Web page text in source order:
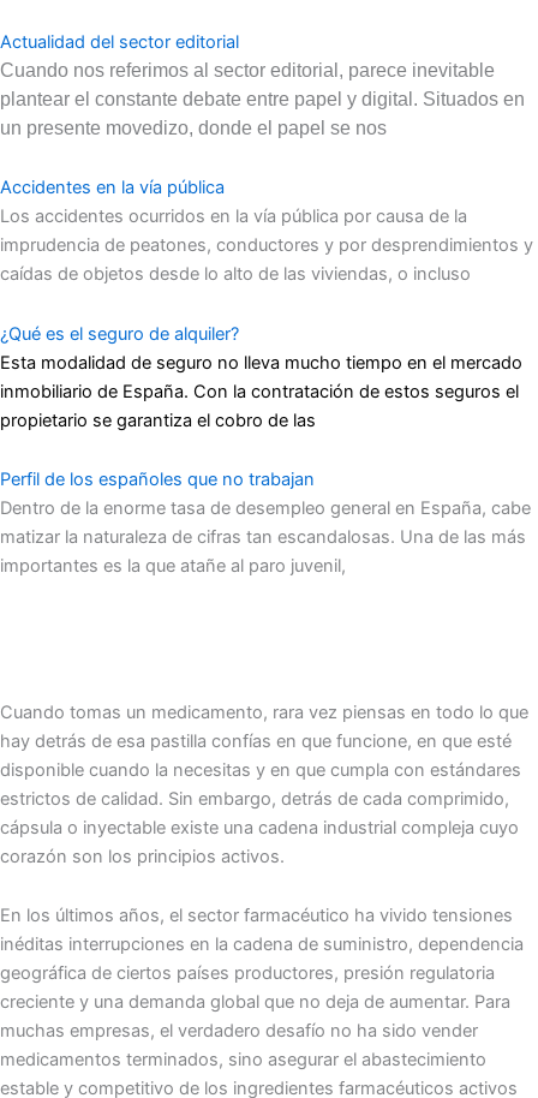
Actualidad del sector editorial
Cuando nos referimos al sector editorial, parece inevitable
plantear el constante debate entre papel y digital. Situados en
un presente movedizo, donde el papel se nos
Accidentes en la vía pública
Los accidentes ocurridos en la vía pública por causa de la
imprudencia de peatones, conductores y por desprendimientos y
caídas de objetos desde lo alto de las viviendas, o incluso
¿Qué es el seguro de alquiler?
Esta modalidad de seguro no lleva mucho tiempo en el mercado
inmobiliario de España. Con la contratación de estos seguros el
propietario se garantiza el cobro de las
Perfil de los españoles que no trabajan
Dentro de la enorme tasa de desempleo general en España, cabe
matizar la naturaleza de cifras tan escandalosas. Una de las más
importantes es la que atañe al paro juvenil,
Cuando tomas un medicamento, rara vez piensas en todo lo que
hay detrás de esa pastilla confías en que funcione, en que esté
disponible cuando la necesitas y en que cumpla con estándares
estrictos de calidad. Sin embargo, detrás de cada comprimido,
cápsula o inyectable existe una cadena industrial compleja cuyo
corazón son los principios activos.
En los últimos años, el sector farmacéutico ha vivido tensiones
inéditas interrupciones en la cadena de suministro, dependencia
geográfica de ciertos países productores, presión regulatoria
creciente y una demanda global que no deja de aumentar. Para
muchas empresas, el verdadero desafío no ha sido vender
medicamentos terminados, sino asegurar el abastecimiento
estable y competitivo de los ingredientes farmacéuticos activos